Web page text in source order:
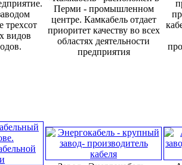
трехсот
видов
Перми - промышленном
центре. Камкабель отдает
приоритет качеству во всех
областях деятельности
предприятия